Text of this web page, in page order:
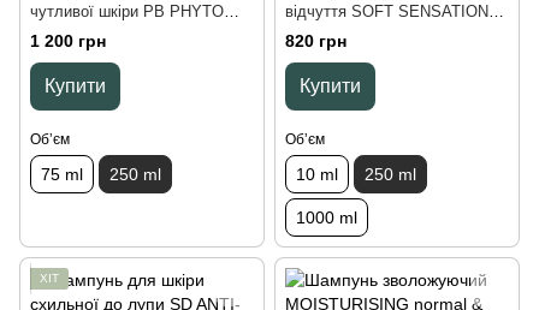
чутливої шкіри PB PHYTO
BIOTIC hair shampoo, 250 ml
1 200 грн
Купити
Обʼєм
75 ml 250 ml
відчуття SOFT SENSATIONS
hair shampoo, 250 ml
820 грн
Купити
Обʼєм
10 ml 250 ml
1000 ml
ХІТ